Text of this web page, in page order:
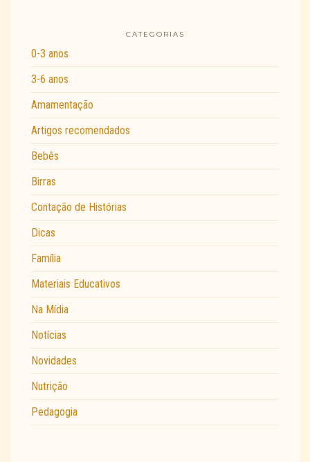
CATEGORIAS
0-3 anos
3-6 anos
Amamentação
Artigos recomendados
Bebês
Birras
Contação de Histórias
Dicas
Família
Materiais Educativos
Na Mídia
Notícias
Novidades
Nutrição
Pedagogia